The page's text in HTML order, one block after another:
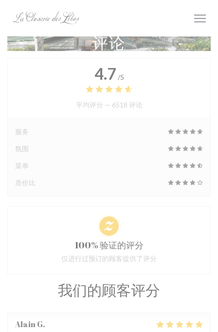
评论
我们的顾客评分
AlainG
4.7 /5
平均评分 — 6518 评论
服务
氛围
菜单
质价比
100% 验证的评分
仅进行过预订的顾客提供了评分